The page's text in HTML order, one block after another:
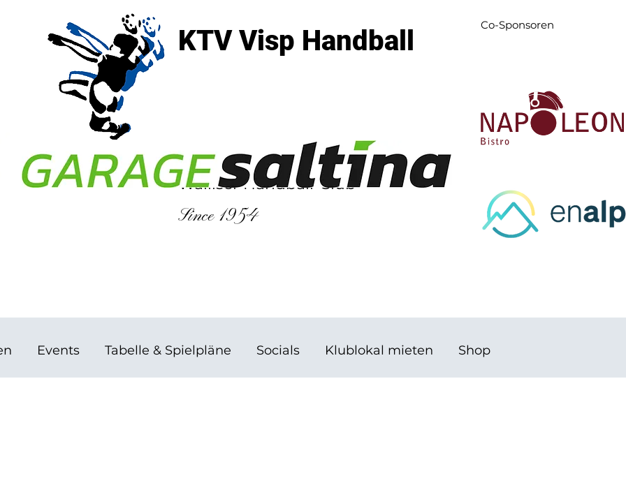
KTV Visp Handball
3930 Visp
Walliser Handball-Club
Since 1954
Co-Sponsoren
Events Tabelle & Spielpläne Socials Klublokal mieten Shop